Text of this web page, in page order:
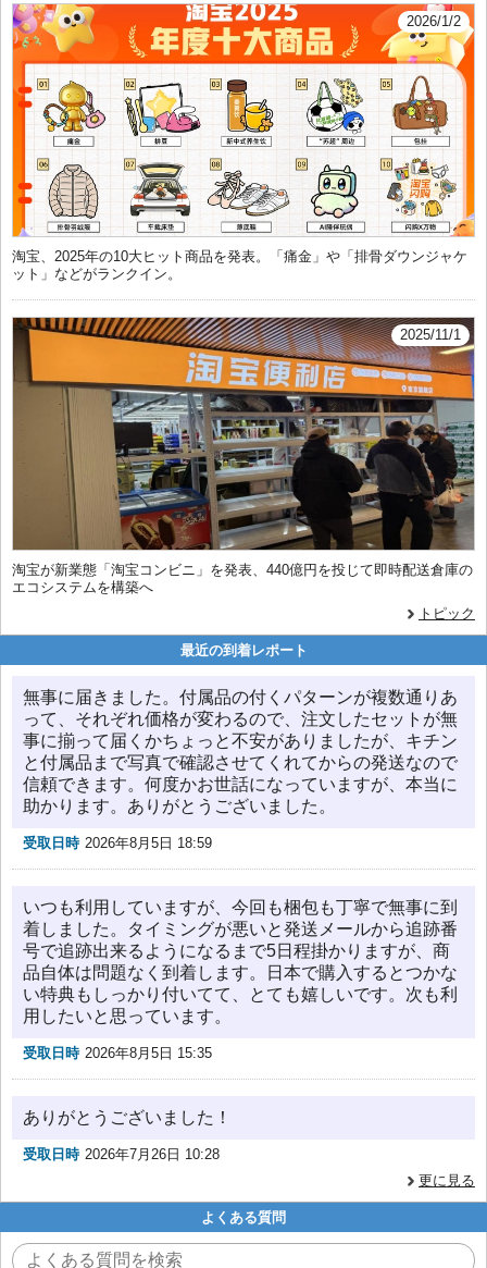
2026/1/2
淘宝、2025年の10大ヒット商品を発表。「痛金」や「排骨ダウンジャケ
ット」などがランクイン。
2025/11/1
淘宝が新業態「淘宝コンビニ」を発表、440億円を投じて即時配送倉庫の
エコシステムを構築へ
トピック
最近の到着レポート
無事に届きました。付属品の付くパターンが複数通りあ
って、それぞれ価格が変わるので、注文したセットが無
事に揃って届くかちょっと不安がありましたが、キチン
と付属品まで写真で確認させてくれてからの発送なので
信頼できます。何度かお世話になっていますが、本当に
助かります。ありがとうございました。
受取日時 2026年8月5日 18:59
いつも利用していますが、今回も梱包も丁寧で無事に到
着しました。タイミングが悪いと発送メールから追跡番
号で追跡出来るようになるまで5日程掛かりますが、商
品自体は問題なく到着します。日本で購入するとつかな
い特典もしっかり付いてて、とても嬉しいです。次も利
用したいと思っています。
受取日時 2026年8月5日 15:35
ありがとうございました！
受取日時 2026年7月26日 10:28
更に見る
よくある質問